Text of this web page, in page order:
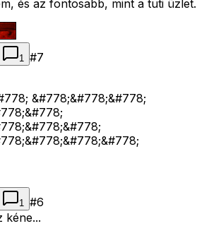
és az fontosabb, mint a tuti üzlet.
1 #7
&#778;&#778;&#778;
1 #6
kéne...